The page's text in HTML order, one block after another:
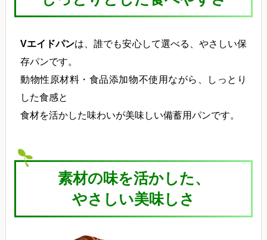
Vエイドパンは、誰でも安心して選べる、やさしい保
存パンです。
動物性原材料・食品添加物不使用ながら、しっとり
した食感と
食材を活かした味わいが美味しい備蓄用パンです。
素材の味を活かした、
やさしい美味しさ